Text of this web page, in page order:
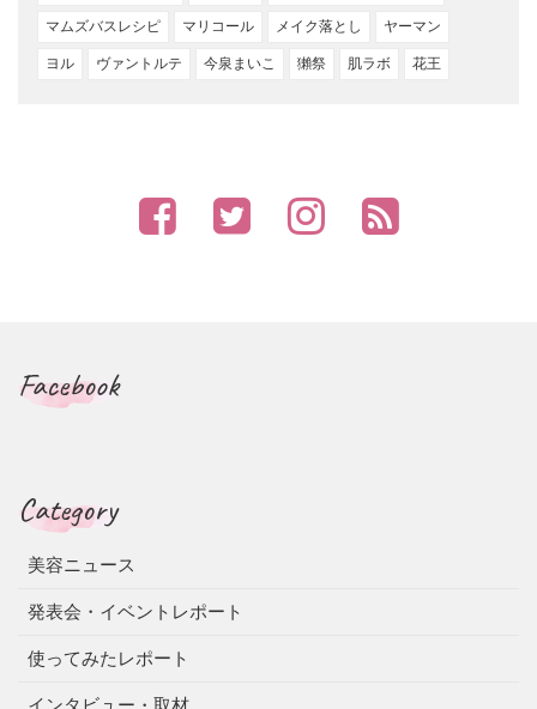
マムズバスレシピ マリコール メイク落とし ヤーマン
ヨル ヴァントルテ 今泉まいこ 獺祭 肌ラボ 花王
Facebook
Category
美容ニュース
発表会・イベントレポート
使ってみたレポート
インタビュー・取材